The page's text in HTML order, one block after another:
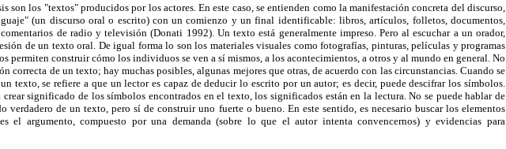
son los "textos" producidos por los actores. En este caso, se entienden como la manifestación concreta del discurso,
(un discurso oral o escrito) con un comienzo y un final identificable: libros, artículos, folletos, documentos,
de radio y televisión (Donati 1992). Un texto está generalmente impreso. Pero al escuchar a un orador,
de un texto oral. De igual forma lo son los materiales visuales como fotografías, pinturas, películas y programas
permiten construir cómo los individuos se ven a sí mismos, a los acontecimientos, a otros y al mundo en general. No
correcta de un texto; hay muchas posibles, algunas mejores que otras, de acuerdo con las circunstancias. Cuando se
texto, se refiere a que un lector es capaz de deducir lo escrito por un autor; es decir, puede descifrar los símbolos.
significado de los símbolos encontrados en el texto, los significados están en la lectura. No se puede hablar de
verdadero de un texto, pero sí de construir uno fuerte o bueno. En este sentido, es necesario buscar los elementos
el argumento, compuesto por una demanda (sobre lo que el autor intenta convencernos) y evidencias para